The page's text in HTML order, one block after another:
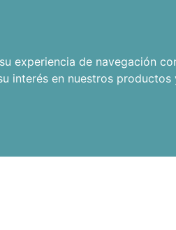
experiencia de navegación
interés en nuestros